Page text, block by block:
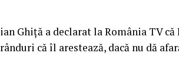
Ghiţă a declarat la România TV
că îl arestează, dacă nu dă